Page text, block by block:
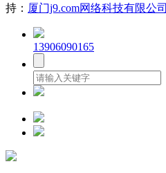
持： 厦门j9.com网络科技有限公司
13906090165